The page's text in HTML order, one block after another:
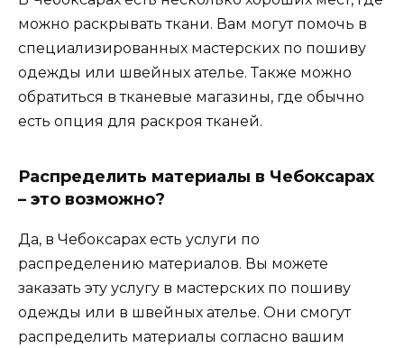
можно раскрывать ткани. Вам могут помочь в
специализированных мастерских по пошиву
одежды или швейных ателье. Также можно
обратиться в тканевые магазины, где обычно
есть опция для раскроя тканей.
Распределить материалы в Чебоксарах
– это возможно?
Да, в Чебоксарах есть услуги по
распределению материалов. Вы можете
заказать эту услугу в мастерских по пошиву
одежды или в швейных ателье. Они смогут
распределить материалы согласно вашим